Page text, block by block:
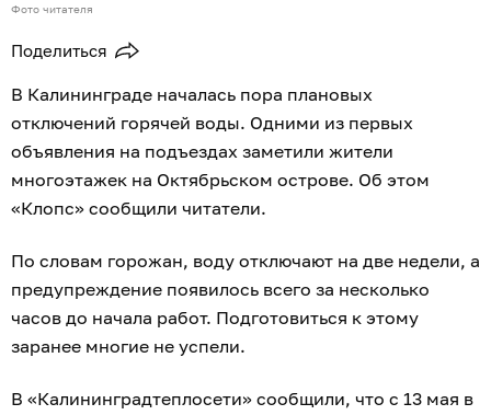
Фото читателя
Поделиться
В Калининграде началась пора плановых
отключений горячей воды. Одними из первых
объявления на подъездах заметили жители
многоэтажек на Октябрьском острове. Об этом
«Клопс» сообщили читатели.
По словам горожан, воду отключают на две недели, а
предупреждение появилось всего за несколько
часов до начала работ. Подготовиться к этому
заранее многие не успели.
В «Калининградтеплосети» сообщили, что с 13 мая в